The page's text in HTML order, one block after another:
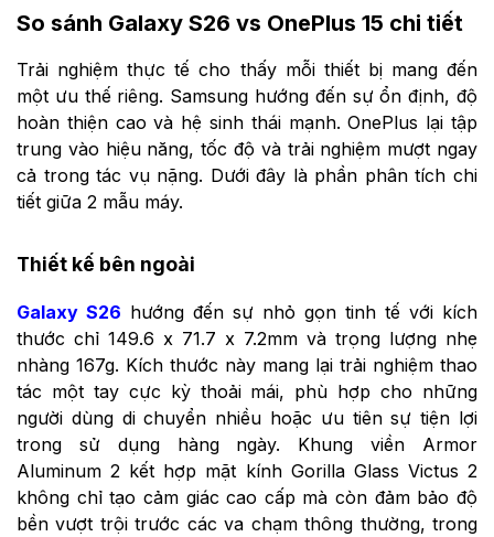
So sánh Galaxy S26 vs OnePlus 15 chi tiết
Trải nghiệm thực tế cho thấy mỗi thiết bị mang đến
một ưu thế riêng. Samsung hướng đến sự ổn định, độ
hoàn thiện cao và hệ sinh thái mạnh. OnePlus lại tập
trung vào hiệu năng, tốc độ và trải nghiệm mượt ngay
cả trong tác vụ nặng. Dưới đây là phần phân tích chi
tiết giữa 2 mẫu máy.
Thiết kế bên ngoài
Galaxy S26 hướng đến sự nhỏ gọn tinh tế với kích
thước chỉ 149.6 x 71.7 x 7.2mm và trọng lượng nhẹ
nhàng 167g. Kích thước này mang lại trải nghiệm thao
tác một tay cực kỳ thoải mái, phù hợp cho những
người dùng di chuyển nhiều hoặc ưu tiên sự tiện lợi
trong sử dụng hàng ngày. Khung viền Armor
Aluminum 2 kết hợp mặt kính Gorilla Glass Victus 2
không chỉ tạo cảm giác cao cấp mà còn đảm bảo độ
bền vượt trội trước các va chạm thông thường, trong